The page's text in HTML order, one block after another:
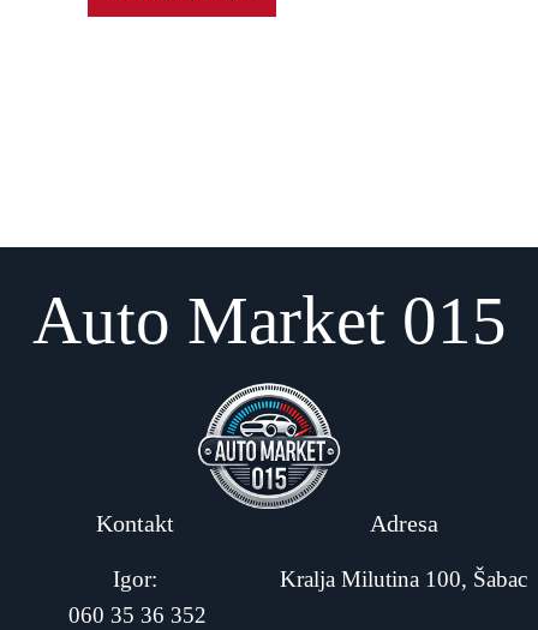
Kontakt
Igor:
060 35 36 352
Adresa
Kralja Milutina 100, Šabac
Auto Market 015